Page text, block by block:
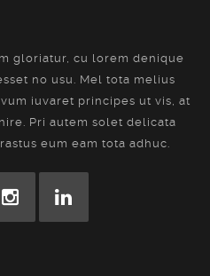
gloriatur, cu lorem denique
no usu. Mel tota melius
iuvaret principes ut vis, at
Pri autem solet delicata
eum eam tota adhuc.